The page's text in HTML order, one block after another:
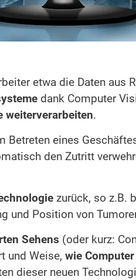
etwa die Daten aus
dank Computer
weiterverarbeiten.
Betreten eines
den Zutritt
zurück, so z.B.
und Position von
Sehens (oder kurz:
und Weise, wie
dieser neuen